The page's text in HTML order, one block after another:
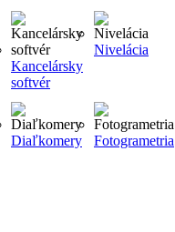
Kancelársky
softvér
Nivelácia
Diaľkomery Fotogrametria